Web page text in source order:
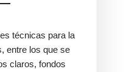
técnicas para la
entre los que se
claros, fondos